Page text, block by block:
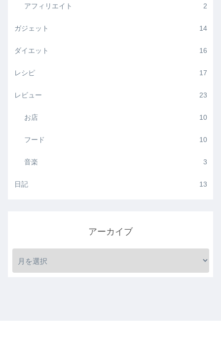
アフィリエイト 2
ガジェット 14
ダイエット 16
レシピ 17
レビュー 23
お店 10
フード 10
音楽 3
日記 13
アーカイブ